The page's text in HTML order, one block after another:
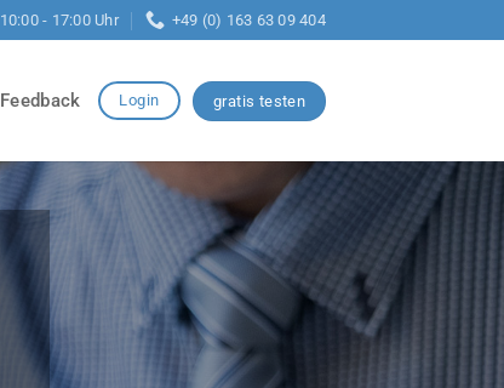
10:00 - 17:00 Uhr +49 (0) 163 63 09 404
Feedback Login gratis testen